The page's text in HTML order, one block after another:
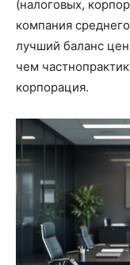
(налоговых,
компания
лучший баланс
чем
корпорация.